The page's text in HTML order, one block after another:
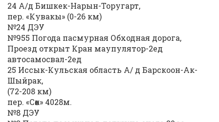
24 А/д Бишкек-Нарын-Торугарт,
пер. «Кувакы» (0-26 км)
№24 ДЭУ
№955 Погода пасмурная Обходная дорога,
Проезд открыт Кран маупулятор-2ед
автосамосвал-2ед
25 Иссык-Кульская область А/ д Барскоон-Ак-
Шыйрак,
(72-208 км)
пер. «Сөөк» 4028м.
№8 ДЭУ